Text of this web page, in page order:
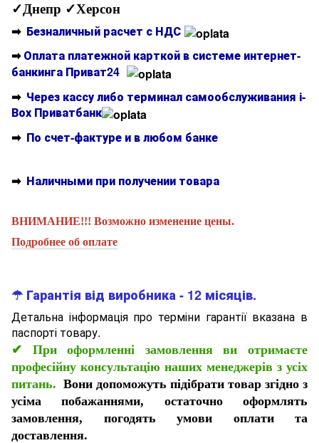
✓Днепр ✓Херсон
➡ Безналичный расчет с НДС
➡Оплата платежной карткой в системе интернет-
банкинга Приват24
➡ Через кассу либо терминал самообслуживания і-
Вох Приватбанк
➡ По счет-фактуре и в любом банке
➡ Наличными при получении товара
ВНИМАНИЕ!!! Возможно изменение цены.
Подробнее об оплате
☂ Гарантія від виробника - 12 місяців.
Детальна інформація про терміни гарантії вказана в
паспорті товару.
✔ При оформленні замовлення ви отримаєте
професійну консультацію наших менеджерів з усіх
питань. Вони допоможуть підібрати товар згідно з
усіма побажаннями, остаточно оформлять
замовлення, погодять умови оплати та
доставлення.